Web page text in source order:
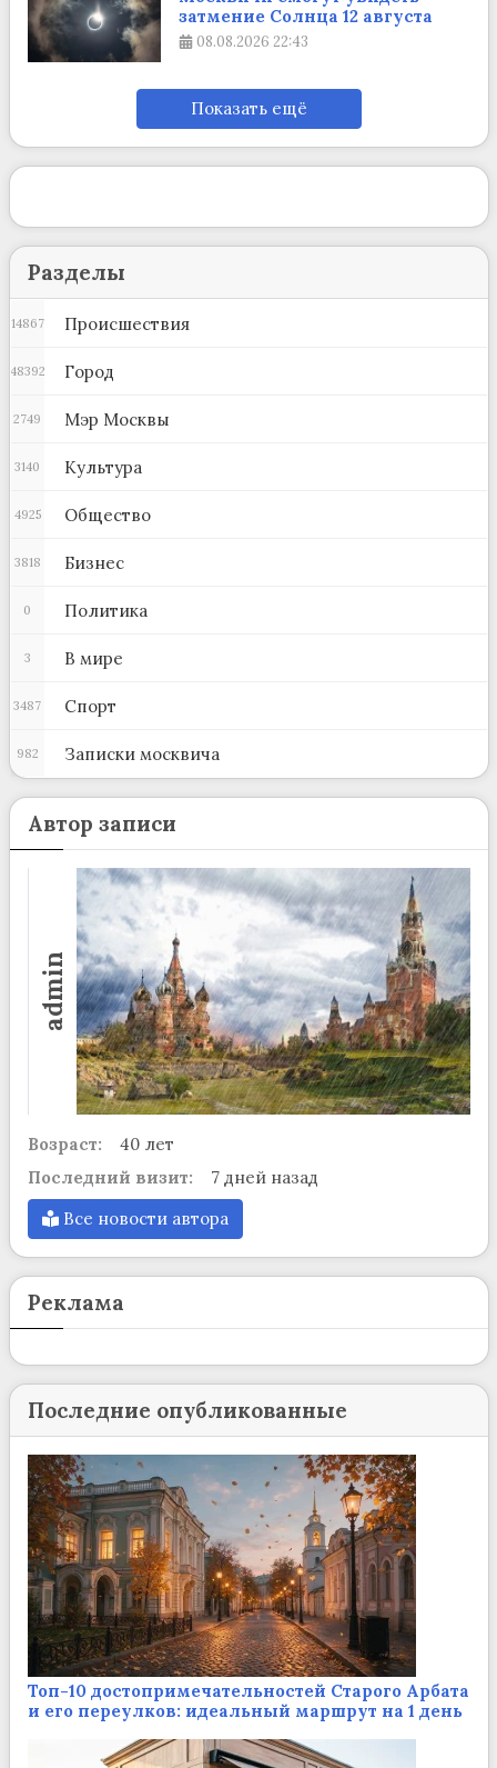
затмение Солнца 12 августа
08.08.2026 22:43
Показать ещё
Разделы
Происшествия
14867
Город
48392
Мэр Москвы
2749
Культура
3140
Общество
4925
Бизнес
3818
Политика
0
В мире
3
Спорт
3487
Записки москвича
982
Автор записи
admin
Возраст:
40 лет
Последний визит:
7 дней назад
Все новости автора
Реклама
Последние опубликованные
Топ-10 достопримечательностей Старого Арбата
и его переулков: идеальный маршрут на 1 день